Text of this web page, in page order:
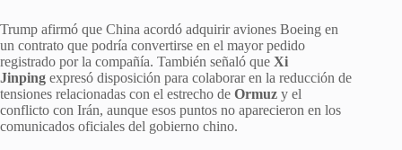
Trump afirmó que China acordó adquirir aviones Boeing en
un contrato que podría convertirse en el mayor pedido
registrado por la compañía. También señaló que Xi
Jinping expresó disposición para colaborar en la reducción de
tensiones relacionadas con el estrecho de Ormuz y el
conflicto con Irán, aunque esos puntos no aparecieron en los
comunicados oficiales del gobierno chino.